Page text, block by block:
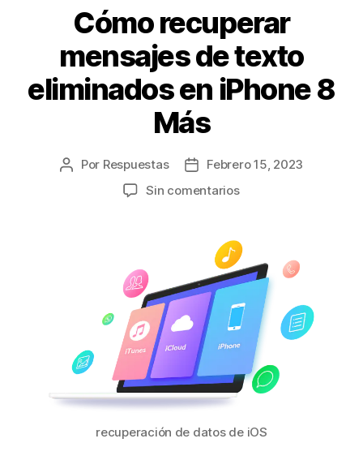
Cómo recuperar
mensajes de texto
eliminados en iPhone 8
Más
Por Respuestas
Febrero 15, 2023
Sin comentarios
recuperación de datos de iOS